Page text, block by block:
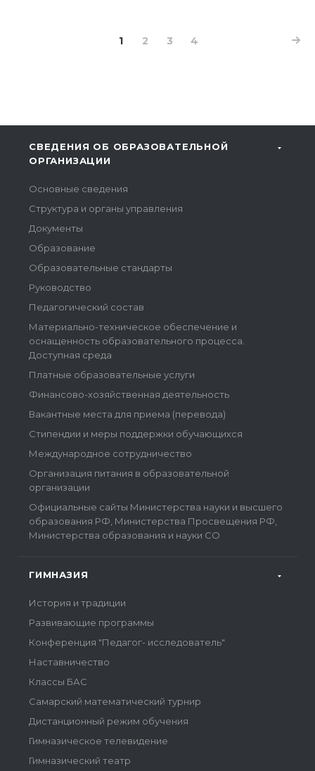
1 2 3 4
СВЕДЕНИЯ ОБ ОБРАЗОВАТЕЛЬНОЙ
ОРГАНИЗАЦИИ
Основные сведения
Структура и органы управления
Документы
Образование
Образовательные стандарты
Руководство
Педагогический состав
Материально-техническое обеспечение и
оснащенность образовательного процесса.
Доступная среда
Платные образовательные услуги
Финансово-хозяйственная деятельность
Вакантные места для приема (перевода)
Стипендии и меры поддержки обучающихся
Международное сотрудничество
Организация питания в образовательной
организации
Официальные сайты Министерства науки и высшего
образования РФ, Министерства Просвещения РФ,
Министерства образования и науки СО
ГИМНАЗИЯ
История и традиции
Развивающие программы
Конференция "Педагог- исследователь"
Наставничество
Классы БАС
Самарский математический турнир
Дистанционный режим обучения
Гимназическое телевидение
Гимназический театр